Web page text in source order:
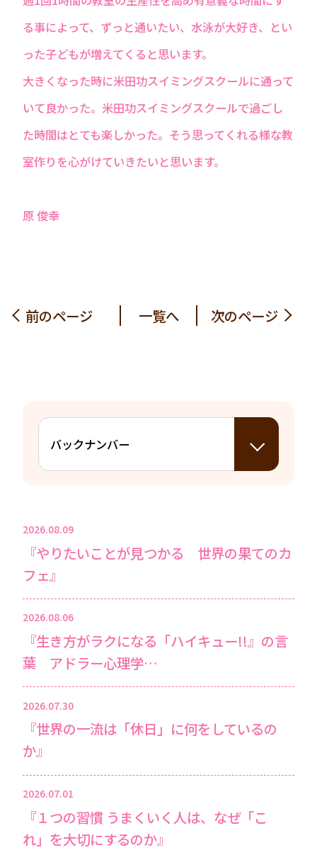
る事によって、ずっと通いたい、水泳が大好き、とい
った子どもが増えてくると思います。
大きくなった時に米田功スイミングスクールに通って
いて良かった。米田功スイミングスクールで過ごし
た時間はとても楽しかった。そう思ってくれる様な教
室作りを心がけていきたいと思います。
原 俊幸
前のページ 一覧へ 次のページ
2026.08.09
『やりたいことが見つかる 世界の果てのカ
フェ』
2026.08.06
『生き方がラクになる「ハイキュー!!』の言
葉 アドラー心理学…
2026.07.30
『世界の一流は「休日」に何をしているの
か』
2026.07.01
『１つの習慣 うまくいく人は、なぜ「こ
れ」を大切にするのか』